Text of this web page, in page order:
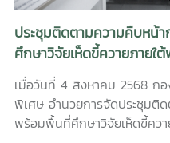
#มหาวิทยาลัยแม่โจ้ #กองบริ
พิเศษ_มหาวิทยาลัยแม่โจ้
ประชุมติดตามความคืบหน้
ศึกษาวิจัยเห็ดขี้ควายภาย
ทดลองเพาะปลูกและสกัด
ควายเพื่อประโยชน์ทางก
ศึกษาวิจัยเห็ดขี้ควาย มหาวิ
เมื่อวันที่ 4 สิงหาคม 2568 ก
พิเศษ อำนวยการจัดประชุมติ
พร้อมพื้นที่ศึกษาวิจัยเห็ดขี้คว